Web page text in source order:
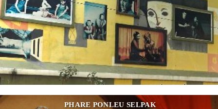
PHARE PONLEU SELPAK